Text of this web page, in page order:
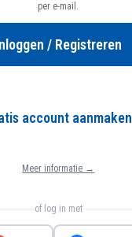
per e-mail.
/ Registreren
account aanmaken
Meer informatie →
of log in met